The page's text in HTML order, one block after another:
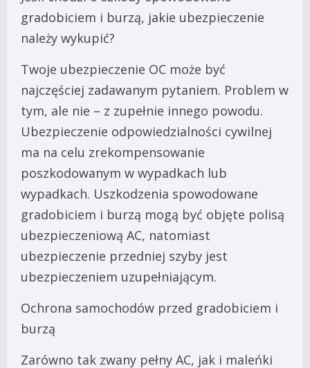
gradobiciem i burzą, jakie ubezpieczenie
należy wykupić?
Twoje ubezpieczenie OC może być
najczęściej zadawanym pytaniem. Problem w
tym, ale nie – z zupełnie innego powodu.
Ubezpieczenie odpowiedzialności cywilnej
ma na celu zrekompensowanie
poszkodowanym w wypadkach lub
wypadkach. Uszkodzenia spowodowane
gradobiciem i burzą mogą być objęte polisą
ubezpieczeniową AC, natomiast
ubezpieczenie przedniej szyby jest
ubezpieczeniem uzupełniającym.
Ochrona samochodów przed gradobiciem i
burzą
Zarówno tak zwany pełny AC, jak i maleńki